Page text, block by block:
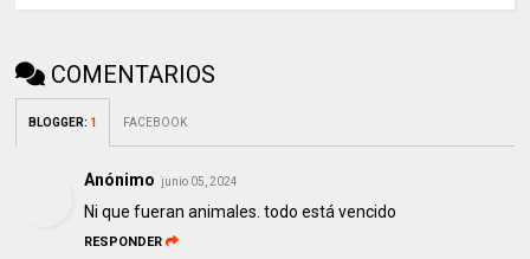
COMENTARIOS
BLOGGER: 1 FACEBOOK
Anónimo junio 05, 2024
Ni que fueran animales. todo está vencido
RESPONDER